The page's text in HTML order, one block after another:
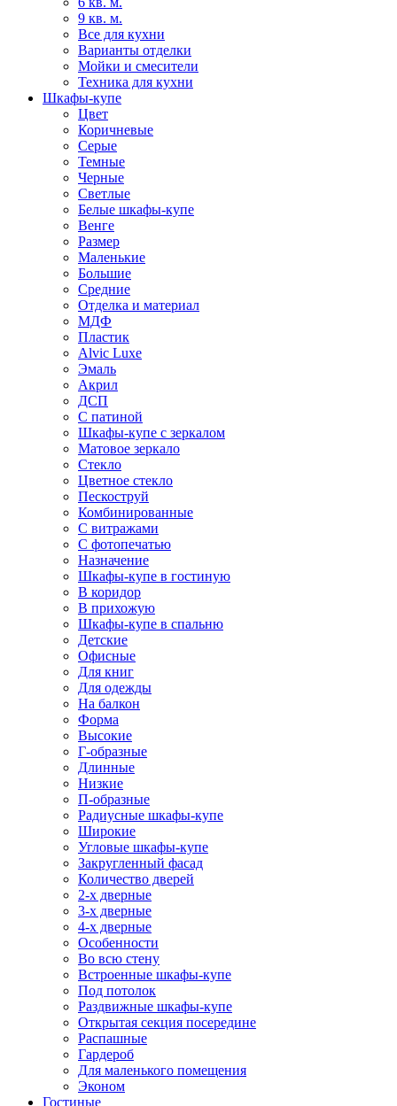
9 кв. м.
Все для кухни
Варианты отделки
Мойки и смесители
Техника для кухни
Шкафы-купе
Цвет
Коричневые
Серые
Темные
Черные
Светлые
Белые шкафы-купе
Венге
Размер
Маленькие
Большие
Средние
Отделка и материал
МДФ
Пластик
Alvic Luxe
Эмаль
Акрил
ДСП
С патиной
Шкафы-купе с зеркалом
Матовое зеркало
Стекло
Цветное стекло
Пескоструй
Комбинированные
С витражами
С фотопечатью
Назначение
Шкафы-купе в гостиную
В коридор
В прихожую
Шкафы-купе в спальню
Детские
Офисные
Для книг
Для одежды
На балкон
Форма
Высокие
Г-образные
Длинные
Низкие
П-образные
Радиусные шкафы-купе
Широкие
Угловые шкафы-купе
Закругленный фасад
Количество дверей
2-х дверные
3-х дверные
4-х дверные
Особенности
Во всю стену
Встроенные шкафы-купе
Под потолок
Раздвижные шкафы-купе
Открытая секция посередине
Распашные
Гардероб
Для маленького помещения
Эконом
Гостиные